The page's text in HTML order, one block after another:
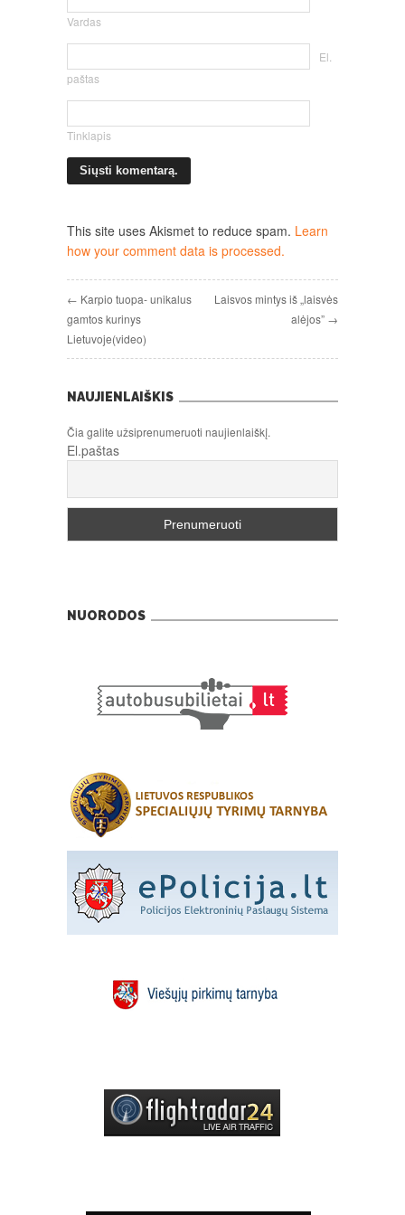
Vardas
El.
paštas
Tinklapis
This site uses Akismet to reduce spam. Learn
how your comment data is processed.
← Karpio tuopa- unikalus
gamtos kurinys
Lietuvoje(video)
Laisvos mintys iš „laisvės
alėjos” →
NAUJIENLAIŠKIS
Čia galite užsiprenumeruoti naujienlaiškį.
El.paštas
NUORODOS